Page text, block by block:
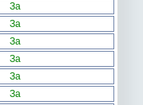
За
За
За
За
За
За